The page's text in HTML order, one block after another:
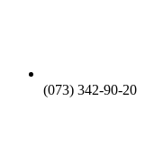
(073) 342-90-20